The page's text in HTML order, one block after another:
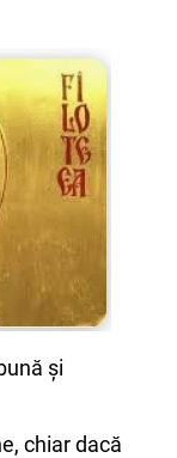
și
chiar dacă